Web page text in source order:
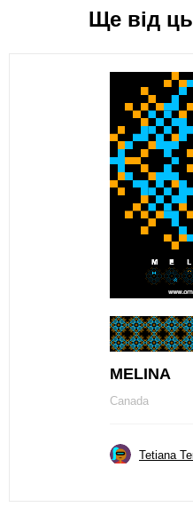
Ще від
МЕLINA
Canada
Tetiana